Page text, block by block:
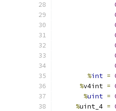
%int =
%v4int =
%uint =
%uint_4 =